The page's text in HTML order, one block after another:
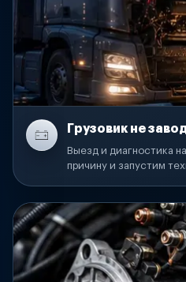
Грузовик не
Выезд и диагностика
причину и запустим